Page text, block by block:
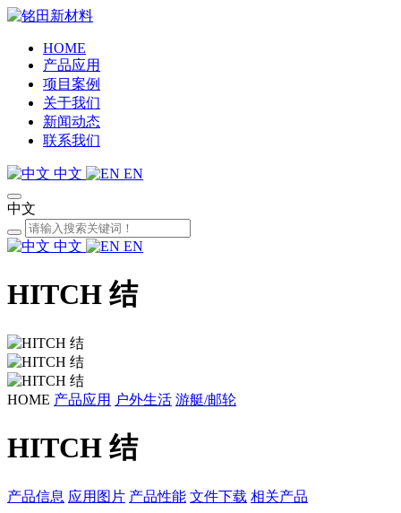
HOME
产品应用
项目案例
关于我们
新闻动态
联系我们
中文 EN
中文
中文 EN
HITCH 结
HOME 产品应用 户外生活 游艇/邮轮
HITCH 结
产品信息 应用图片 产品性能 文件下载 相关产品